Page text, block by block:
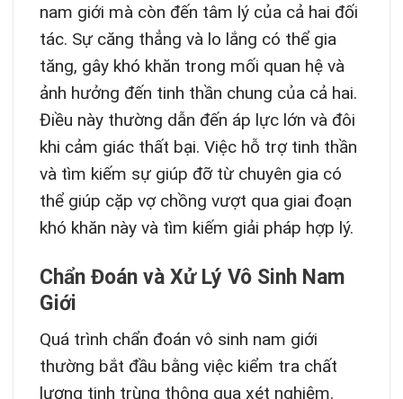
nam giới mà còn đến tâm lý của cả hai đối
tác. Sự căng thẳng và lo lắng có thể gia
tăng, gây khó khăn trong mối quan hệ và
ảnh hưởng đến tinh thần chung của cả hai.
Điều này thường dẫn đến áp lực lớn và đôi
khi cảm giác thất bại. Việc hỗ trợ tinh thần
và tìm kiếm sự giúp đỡ từ chuyên gia có
thể giúp cặp vợ chồng vượt qua giai đoạn
khó khăn này và tìm kiếm giải pháp hợp lý.
Chẩn Đoán và Xử Lý Vô Sinh Nam
Giới
Quá trình chẩn đoán vô sinh nam giới
thường bắt đầu bằng việc kiểm tra chất
lượng tinh trùng thông qua xét nghiệm.